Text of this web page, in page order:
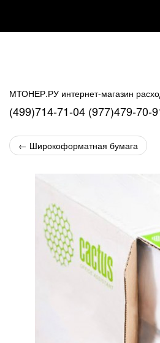
МТОНЕР.РУ интернет-магазин
(499)714-71-04 (977)479-70-
← Широкоформатная бумага